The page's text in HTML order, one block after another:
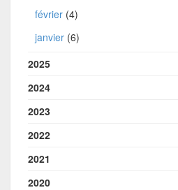
février (4)
janvier (6)
2025
2024
2023
2022
2021
2020